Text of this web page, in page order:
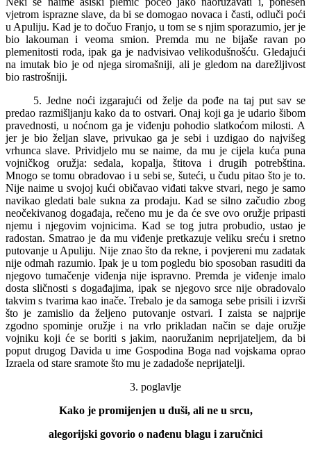
vjetrom isprazne slave, da bi se domogao novaca i časti, odluči poći
u Apuliju. Kad je to dočuo Franjo, u tom se s njim sporazumio, jer je
bio lakouman i veoma smion. Premda mu ne bijaše ravan po
plemenitosti roda, ipak ga je nadvisivao velikodušnošću. Gledajući
na imutak bio je od njega siromašniji, ali je gledom na darežljivost
bio rastrošniji.
5. Jedne noći izgarajući od želje da pođe na taj put sav se
predao razmišljanju kako da to ostvari. Onaj koji ga je udario šibom
pravednosti, u noćnom ga je viđenju pohodio slatkoćom milosti. A
jer je bio željan slave, privukao ga je sebi i uzdigao do najvišeg
vrhunca slave. Prividjelo mu se naime, da mu je cijela kuća puna
vojničkog oružja: sedala, kopalja, štitova i drugih potrebština.
Mnogo se tomu obradovao i u sebi se, šuteći, u čudu pitao što je to.
Nije naime u svojoj kući običavao viđati takve stvari, nego je samo
navikao gledati bale sukna za prodaju. Kad se silno začudio zbog
neočekivanog događaja, rečeno mu je da će sve ovo oružje pripasti
njemu i njegovim vojnicima. Kad se tog jutra probudio, ustao je
radostan. Smatrao je da mu viđenje pretkazuje veliku sreću i sretno
putovanje u Apuliju. Nije znao što da rekne, i povjereni mu zadatak
nije odmah razumio. Ipak je u tom pogledu bio sposoban rasuditi da
njegovo tumačenje viđenja nije ispravno. Premda je viđenje imalo
dosta sličnosti s događajima, ipak se njegovo srce nije obradovalo
takvim s tvarima kao inače. Trebalo je da samoga sebe prisili i izvrši
što je zamislio da željeno putovanje ostvari. I zaista se najprije
zgodno spominje oružje i na vrlo prikladan način se daje oružje
vojniku koji će se boriti s jakim, naoružanim neprijateljem, da bi
poput drugog Davida u ime Gospodina Boga nad vojskama oprao
Izraela od stare sramote što mu je zadadoše neprijatelji.
3. poglavlje
Kako je promijenjen u duši, ali ne u srcu,
alegorijski govorio o nađenu blagu i zaručnici